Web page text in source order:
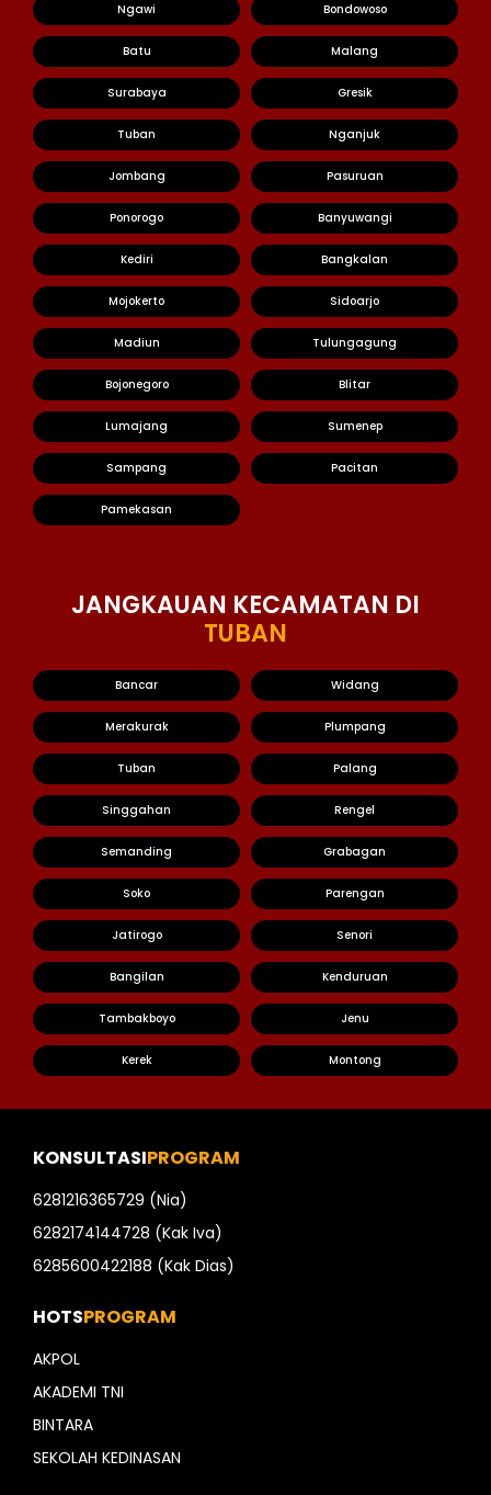
Ngawi Bondowoso
Batu Malang
Surabaya Gresik
Tuban Nganjuk
Jombang Pasuruan
Ponorogo Banyuwangi
Kediri Bangkalan
Mojokerto Sidoarjo
Madiun Tulungagung
Bojonegoro Blitar
Lumajang Sumenep
Sampang Pacitan
Pamekasan
JANGKAUAN KECAMATAN DI
TUBAN
Bancar Widang
Merakurak Plumpang
Tuban Palang
Singgahan Rengel
Semanding Grabagan
Soko Parengan
Jatirogo Senori
Bangilan Kenduruan
Tambakboyo Jenu
Kerek Montong
KONSULTASIPROGRAM
6281216365729 (Nia)
6282174144728 (Kak Iva)
6285600422188 (Kak Dias)
HOTSPROGRAM
AKPOL
AKADEMI TNI
BINTARA
SEKOLAH KEDINASAN